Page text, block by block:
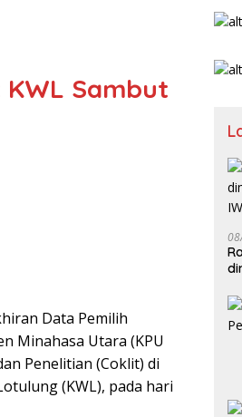
Sambut
Data Pemilih
Minahasa Utara (KPU
Penelitian (Coklit) di
(KWL), pada hari